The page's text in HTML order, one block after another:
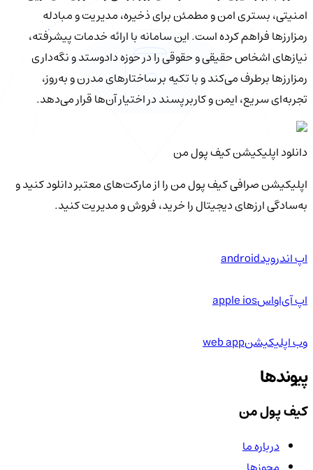
امنیتی، بستری امن و مطمئن برای ذخیره، مدیریت و مبادله
رمزارزها فراهم کرده است. این سامانه با ارائه خدمات پیشرفته،
نیازهای اشخاص حقیقی و حقوقی را در حوزه دادوستد و نگه‌داری
رمزارزها برطرف می‌کند و با تکیه بر ساختارهای مدرن و به‌روز،
تجربه‌ای سریع، ایمن و کاربرپسند در اختیار آن‌ها قرار می‌دهد.
دانلود اپلیکیشن کیف‌ پول من
اپلیکیشن صرافی کیف پول من را از مارکت‌های معتبر دانلود کنید و
به‌سادگی ارزهای دیجیتال را خرید، فروش و مدیریت کنید.
اپ اندرویدandroid
اپ آی‌او‌اسapple ios
وب اپلیکیشنweb app
پیوندها
کیف پول من
درباره ما